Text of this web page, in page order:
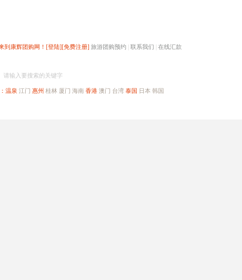
到康辉团购网！ [登陆][免费注册] 旅游团购预约 联系我们 在线汇款
请输入要搜索的关键字
温泉 江门 惠州 桂林 厦门 海南 香港 澳门 台湾 泰国 日本 韩国